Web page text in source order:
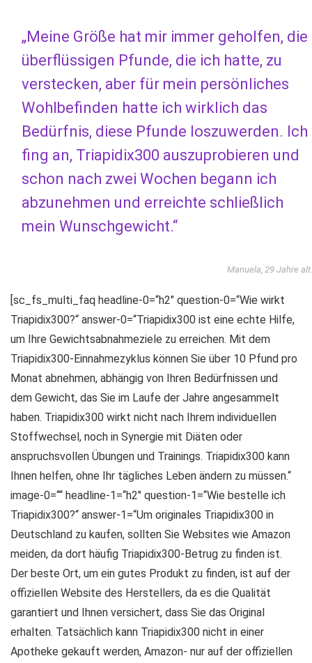
„Meine Größe hat mir immer geholfen, die
überflüssigen Pfunde, die ich hatte, zu
verstecken, aber für mein persönliches
Wohlbefinden hatte ich wirklich das
Bedürfnis, diese Pfunde loszuwerden. Ich
fing an, Triapidix300 auszuprobieren und
schon nach zwei Wochen begann ich
abzunehmen und erreichte schließlich
mein Wunschgewicht.“
Manuela, 29 Jahre alt.
[sc_fs_multi_faq headline-0=“h2″ question-0=“Wie wirkt
Triapidix300?“ answer-0=“Triapidix300 ist eine echte Hilfe,
um Ihre Gewichtsabnahmeziele zu erreichen. Mit dem
Triapidix300-Einnahmezyklus können Sie über 10 Pfund pro
Monat abnehmen, abhängig von Ihren Bedürfnissen und
dem Gewicht, das Sie im Laufe der Jahre angesammelt
haben. Triapidix300 wirkt nicht nach Ihrem individuellen
Stoffwechsel, noch in Synergie mit Diäten oder
anspruchsvollen Übungen und Trainings. Triapidix300 kann
Ihnen helfen, ohne Ihr tägliches Leben ändern zu müssen.“
image-0=““ headline-1=“h2″ question-1=“Wie bestelle ich
Triapidix300?“ answer-1=“Um originales Triapidix300 in
Deutschland zu kaufen, sollten Sie Websites wie Amazon
meiden, da dort häufig Triapidix300-Betrug zu finden ist.
Der beste Ort, um ein gutes Produkt zu finden, ist auf der
offiziellen Website des Herstellers, da es die Qualität
garantiert und Ihnen versichert, dass Sie das Original
erhalten. Tatsächlich kann Triapidix300 nicht in einer
Apotheke gekauft werden, Amazon- nur auf der offiziellen